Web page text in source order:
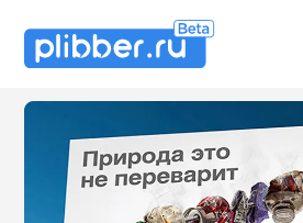
Some SEO Title